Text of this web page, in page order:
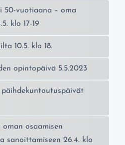
50-vuotiaana – oma
klo 17-19
10.5. klo 18.
opintopäivä 5.5.2023
oman osaamisen
sanoittamiseen 26.4. klo